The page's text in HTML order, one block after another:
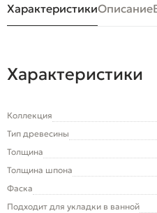
ХарактеристикиОписание
Характеристики
Коллекция
Тип древесины
Толщина
Толщина шпона
Фаска
Подходит для укладки в ванной